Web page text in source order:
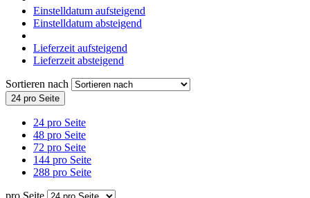
Einstelldatum aufsteigend
Einstelldatum absteigend
Lieferzeit aufsteigend
Lieferzeit absteigend
Sortieren nach
24 pro Seite
24 pro Seite
48 pro Seite
72 pro Seite
144 pro Seite
288 pro Seite
pro Seite